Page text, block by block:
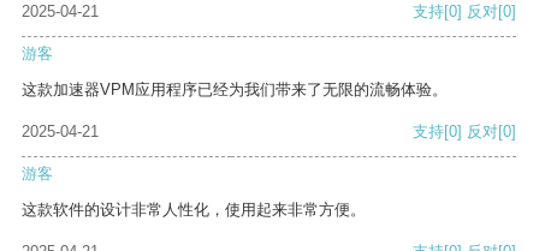
2025-04-21 支持[0] 反对[0]
游客
这款加速器VPM应用程序已经为我们带来了无限的流畅体验。
2025-04-21 支持[0] 反对[0]
游客
这款软件的设计非常人性化，使用起来非常方便。